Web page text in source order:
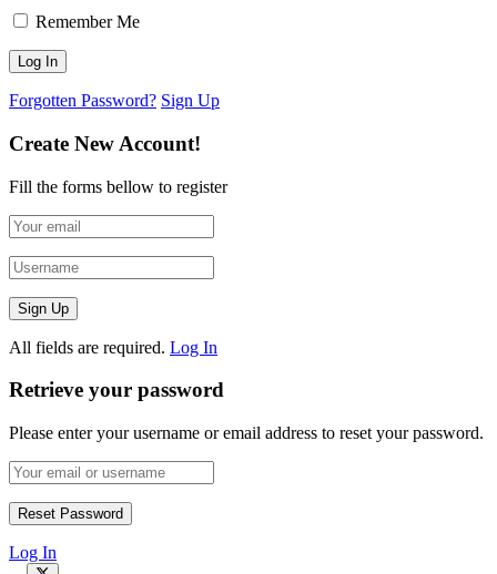
Remember Me
Forgotten Password? Sign Up
Create New Account!
Fill the forms bellow to register
All fields are required. Log In
Retrieve your password
Please enter your username or email address to reset your password.
Log In